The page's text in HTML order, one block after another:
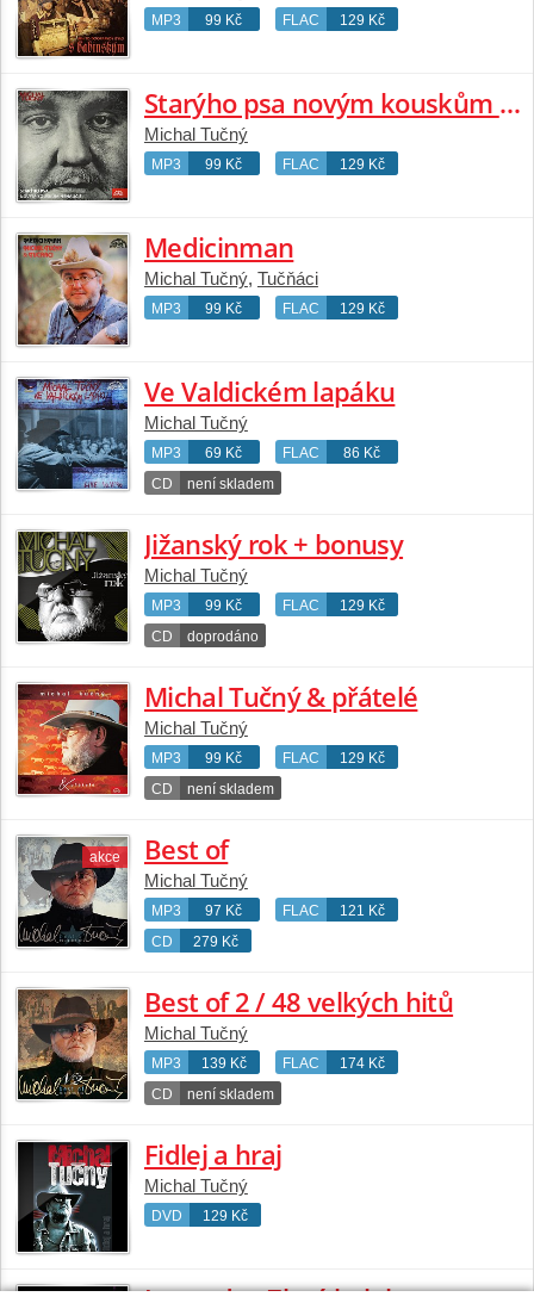
MP3 99 Kč FLAC 129 Kč
Starýho psa novým kouskům nenaučíš
Michal Tučný
MP3 99 Kč FLAC 129 Kč
Medicinman
Michal Tučný, Tučňáci
MP3 99 Kč FLAC 129 Kč
Ve Valdickém lapáku
Michal Tučný
MP3 69 Kč FLAC
86 Kč
CD
není skladem
Jižanský rok + bonusy
Michal Tučný
MP3 99 Kč FLAC
129 Kč
CD
doprodáno
Michal Tučný & přátelé
Michal Tučný
MP3 99 Kč FLAC
129 Kč
CD
není skladem
akce Best of
Michal Tučný
MP3 97 Kč FLAC
121 Kč
CD
279 Kč
Best of 2 / 48 velkých hitů
Michal Tučný
MP3 139 Kč FLAC
174 Kč
CD
není skladem
Fidlej a hraj
Michal Tučný
DVD 129 Kč